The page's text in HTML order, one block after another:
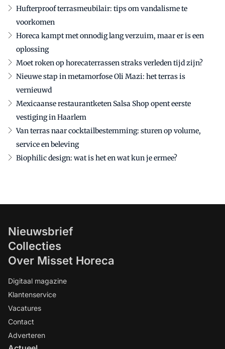
Hufterproof terrasmeubilair: tips om vandalisme te
voorkomen
Horeca kampt met onnodig lang verzuim, maar er is een
oplossing
Moet roken op horecaterrassen straks verleden tijd zijn?
Nieuwe stap in metamorfose Oli Mazi: het terras is
vernieuwd
Mexicaanse restaurantketen Salsa Shop opent eerste
vestiging in Haarlem
Van terras naar cocktailbestemming: sturen op volume,
service en beleving
Biophilic design: wat is het en wat kun je ermee?
Nieuwsbrief
Collecties
Over Misset Horeca
Digitaal magazine
Klantenservice
Vacatures
Contact
Adverteren